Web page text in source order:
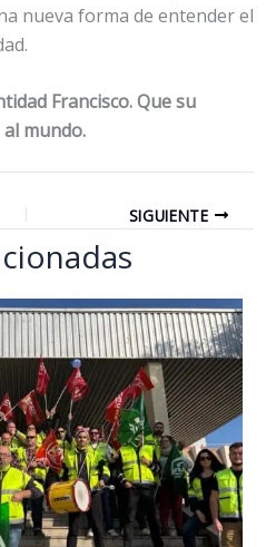
nueva forma de entender el
Francisco. Que su
mundo.
SIGUIENTE